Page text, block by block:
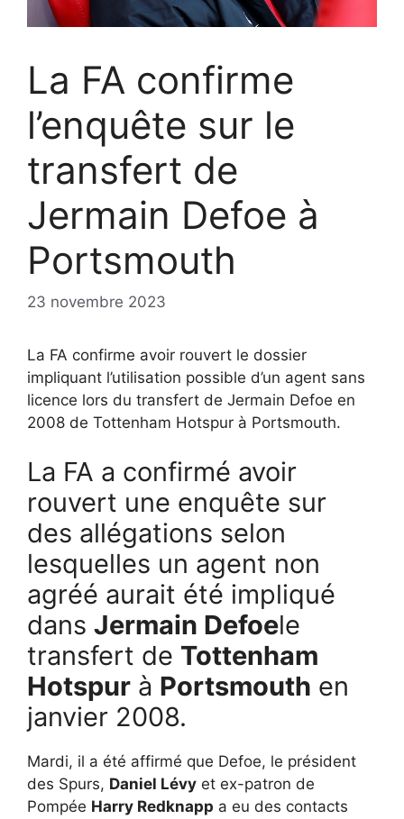
La FA confirme
l’enquête sur le
transfert de
Jermain Defoe à
Portsmouth
23 novembre 2023
La FA confirme avoir rouvert le dossier
impliquant l’utilisation possible d’un agent sans
licence lors du transfert de Jermain Defoe en
2008 de Tottenham Hotspur à Portsmouth.
La FA a confirmé avoir
rouvert une enquête sur
des allégations selon
lesquelles un agent non
agréé aurait été impliqué
dans Jermain Defoele
transfert de Tottenham
Hotspur à Portsmouth en
janvier 2008.
Mardi, il a été affirmé que Defoe, le président
des Spurs, Daniel Lévy et ex-patron de
Pompée Harry Redknapp a eu des contacts